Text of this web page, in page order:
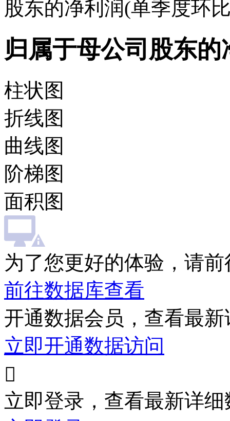
股东的净利润(单季度环
归属于母公司股东
柱状图
折线图
曲线图
阶梯图
面积图
为了您更好的体验，请
前往数据库查看
开通数据会员，查看最
立即开通数据访问

立即登录，查看最新详细